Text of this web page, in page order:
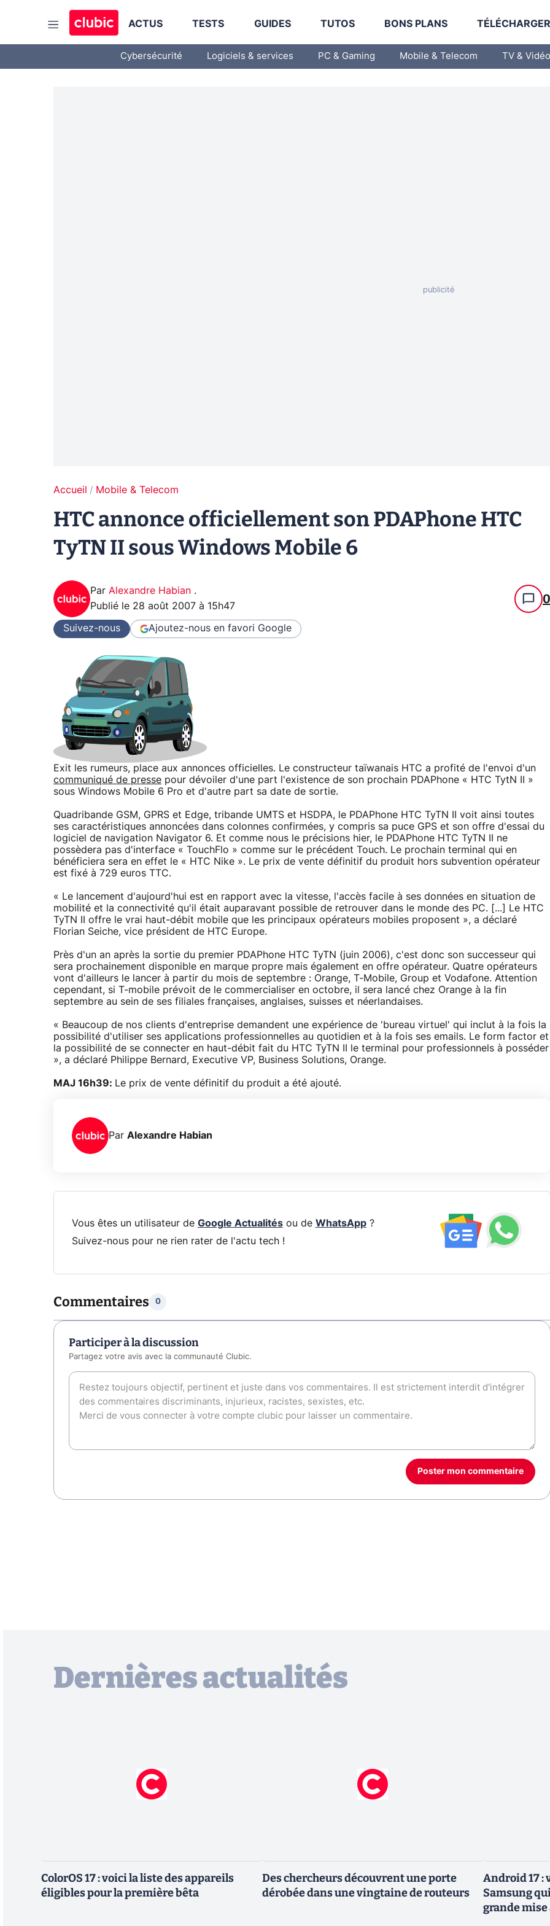
ACTUS TESTS GUIDES TUTOS BONS PLANS
Cybersécurité Logiciels & services PC & Gaming Mobile & Telecom TV & Vidéo
Accueil Mobile & Telecom
HTC annonce officiellement son PDAPhone HTC
TyTN II sous Windows Mobile 6
Par Alexandre Habian .
Publié le 28 août 2007 à 15h47 0
Suivez-nous Ajoutez-nous en favori Google
Exit les rumeurs, place aux annonces officielles. Le constructeur taïwanais HTC a profité de l'envoi d'un
communiqué de presse pour dévoiler d'une part l'existence de son prochain PDAPhone « HTC TytN II »
sous Windows Mobile 6 Pro et d'autre part sa date de sortie.
Quadribande GSM, GPRS et Edge, tribande UMTS et HSDPA, le PDAPhone HTC TyTN II voit ainsi toutes
ses caractéristiques annoncées dans colonnes confirmées, y compris sa puce GPS et son offre d'essai du
logiciel de navigation Navigator 6. Et comme nous le précisions hier, le PDAPhone HTC TyTN II ne
possèdera pas d'interface « TouchFlo » comme sur le précédent Touch. Le prochain terminal qui en
bénéficiera sera en effet le « HTC Nike ». Le prix de vente définitif du produit hors subvention opérateur
est fixé à 729 euros TTC.
« Le lancement d'aujourd'hui est en rapport avec la vitesse, l'accès facile à ses données en situation de
mobilité et la connectivité qu'il était auparavant possible de retrouver dans le monde des PC. [...] Le HTC
TyTN II offre le vrai haut-débit mobile que les principaux opérateurs mobiles proposent », a déclaré
Florian Seiche, vice président de HTC Europe.
Près d'un an après la sortie du premier PDAPhone HTC TyTN (juin 2006), c'est donc son successeur qui
sera prochainement disponible en marque propre mais également en offre opérateur. Quatre opérateurs
vont d'ailleurs le lancer à partir du mois de septembre : Orange, T-Mobile, Group et Vodafone. Attention
cependant, si T-mobile prévoit de le commercialiser en octobre, il sera lancé chez Orange à la fin
septembre au sein de ses filiales françaises, anglaises, suisses et néerlandaises.
« Beaucoup de nos clients d'entreprise demandent une expérience de 'bureau virtuel' qui inclut à la fois la
possibilité d'utiliser ses applications professionnelles au quotidien et à la fois ses emails. Le form factor et
la possibilité de se connecter en haut-débit fait du HTC TyTN II le terminal pour professionnels à posséder
», a déclaré Philippe Bernard, Executive VP, Business Solutions, Orange.
MAJ 16h39: Le prix de vente définitif du produit a été ajouté.
Par Alexandre Habian
Vous êtes un utilisateur de Google Actualitésou de WhatsApp?
Suivez-nous pour ne rien rater de l'actu tech !
Commentaires 0
Participer à la discussion
Partagez votre avis avec la communauté Clubic.
Poster mon commentaire
Dernières actualités
ColorOS 17 : voici la liste des appareils
éligibles pour la première bêta
Des chercheurs découvrent une porte
dérobée dans une vingtaine de routeurs
Android 17 :
Samsung
grande mise